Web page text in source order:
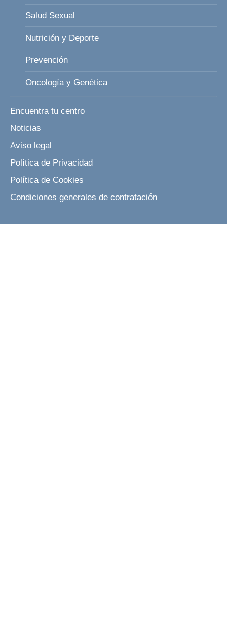
Salud Sexual
Nutrición y Deporte
Prevención
Oncología y Genética
Encuentra tu centro
Noticias
Aviso legal
Política de Privacidad
Política de Cookies
Condiciones generales de contratación